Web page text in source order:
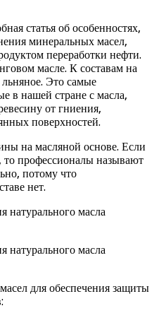
статья об особенностях,
минеральных масел,
переработки нефти.
масле. К составам на
Это самые
в нашей стране с масла,
от гниения,
поверхностей.
на масляной основе. Если
профессионалы называют
потому что
нет.
для обеспечения защиты